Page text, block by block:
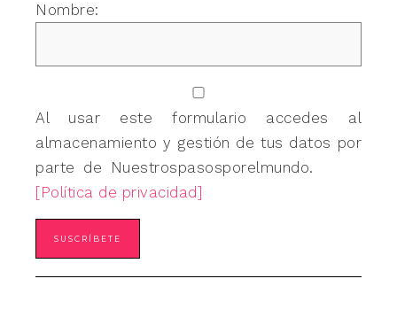
Nombre:
Al usar este formulario accedes al
almacenamiento y gestión de tus datos por
parte de Nuestrospasosporelmundo.
[Política de privacidad]